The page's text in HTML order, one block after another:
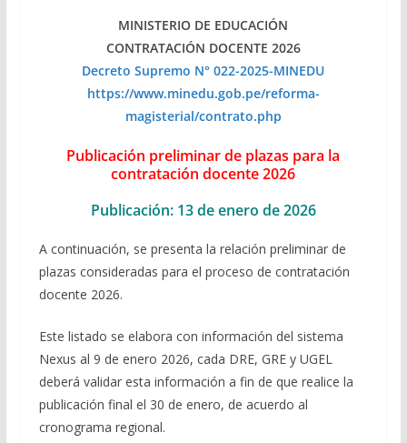
MINISTERIO DE EDUCACIÓN
CONTRATACIÓN DOCENTE 2026
Decreto Supremo N° 022-2025-MINEDU
https://www.minedu.gob.pe/reforma-
magisterial/contrato.php
Publicación preliminar de plazas para la
contratación docente 2026
Publicación: 13 de enero de 2026
A continuación, se presenta la relación preliminar de
plazas consideradas para el proceso de contratación
docente 2026.
Este listado se elabora con información del sistema
Nexus al 9 de enero 2026, cada DRE, GRE y UGEL
deberá validar esta información a fin de que realice la
publicación final el 30 de enero, de acuerdo al
cronograma regional.